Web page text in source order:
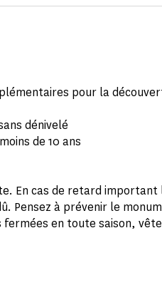
pour la
dénivelé
de 10 ans
En cas de retard important
Pensez à prévenir le
en toute saison,